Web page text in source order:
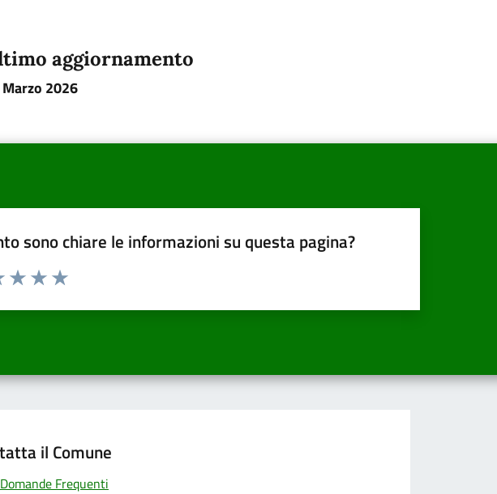
aggiornamento
2026
sono chiare le informazioni su questa pagina?
1 a 5 stelle la pagina
il Comune
Domande Frequenti